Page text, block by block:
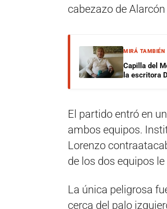
cabezazo de
MIRÁ TAMBIÉN
Capilla del
la escritora
El partido entró en
ambos equipos.
Lorenzo
de los dos equipos
La única peligrosa
cerca del palo